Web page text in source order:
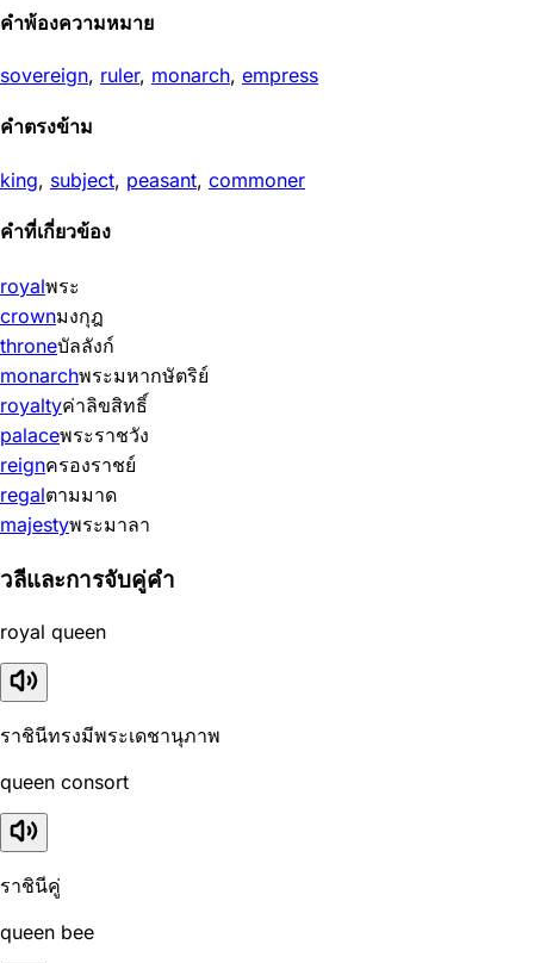
คำพ้องความหมาย
sovereign, ruler, monarch, empress
คำตรงข้าม
king, subject, peasant, commoner
คำที่เกี่ยวข้อง
royalพระ
crownมงกุฎ
throneบัลลังก์
monarchพระมหากษัตริย์
royaltyค่าลิขสิทธิ์
palaceพระราชวัง
reignครองราชย์
regalตามมาด
majestyพระมาลา
วลีและการจับคู่คำ
royal queen
ราชินีทรงมีพระเดชานุภาพ
queen consort
ราชินีคู่
queen bee